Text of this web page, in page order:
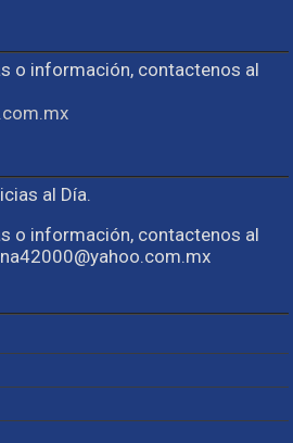
o información, contactenos al
al Día.
o información, contactenos al